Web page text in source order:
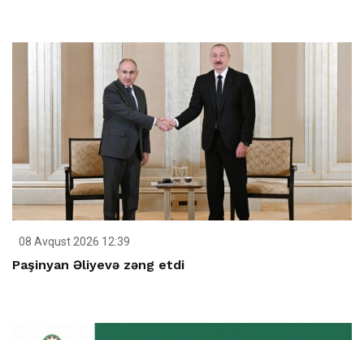
08 Avqust 2026 12:39
Paşinyan Əliyevə zəng etdi